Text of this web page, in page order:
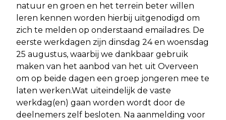
natuur en groen en het terrein beter willen
leren kennen worden hierbij uitgenodigd om
zich te melden op onderstaand emailadres. De
eerste werkdagen zijn dinsdag 24 en woensdag
25 augustus, waarbij we dankbaar gebruik
maken van het aanbod van het uit Overveen
om op beide dagen een groep jongeren mee te
laten werken.Wat uiteindelijk de vaste
werkdag(en) gaan worden wordt door de
deelnemers zelf besloten. Na aanmelding voor